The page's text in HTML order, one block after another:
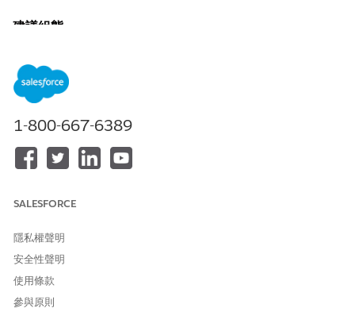
建議組態
控制概觀
持續時間上限,且使用者或系統需要重新驗證或使用重新整理權杖。
未設定安全性風險
增加未經授權使用者劫持未受監視工作站或入侵行動裝置的機會時
威脅情況
員工在公用區域中離開其平板電腦,或透過瀏覽器式攻擊攔截工作階
段,進而允許對手持續存取數小時或數天的敏感資料,因為工作階段從
1-800-667-6389
SALESFORCE
隱私權聲明
安全性聲明
使用條款
參與原則